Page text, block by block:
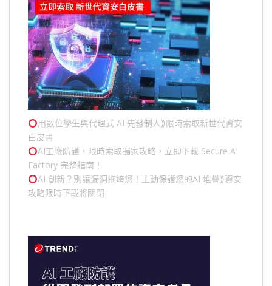
用數位孿生與代理式 AI 先發制人⟫限時索取新世代資安
白皮書
AI工廠防護，限時索取獨家攻略，立即下載 Secure AI
Factory 完整指南！
AI 創新？別讓漏洞拖垮您！主動保護您的AI 堆疊⟫資安
攻略限時下載將關閉